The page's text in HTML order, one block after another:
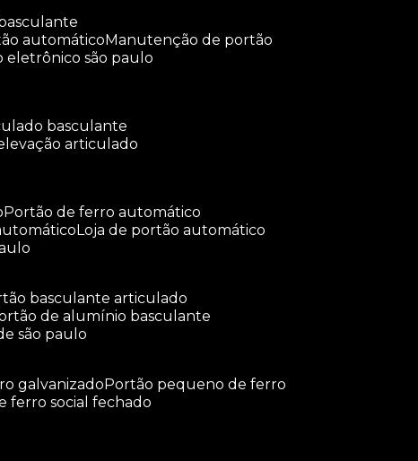
automático
manutenção de portão
eletrônico são paulo
basculante
articulado
portão de ferro automático
loja de portão automático
basculante articulado
de alumínio basculante
são paulo
galvanizado
portão pequeno de ferro
ferro social fechado